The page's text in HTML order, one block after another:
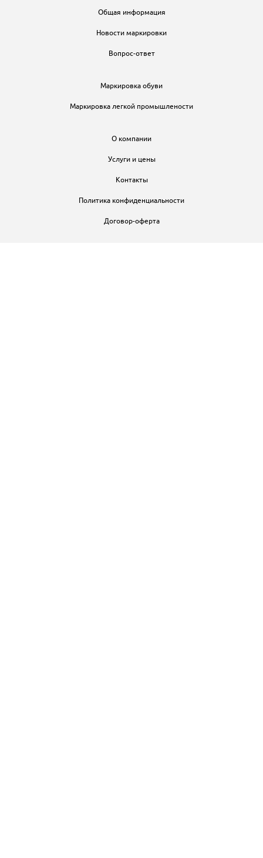
Общая информация
Новости маркировки
Вопрос-ответ
Маркировка обуви
Маркировка легкой промышлености
О компании
Услуги и цены
Контакты
Политика конфиденциальности
Договор-оферта